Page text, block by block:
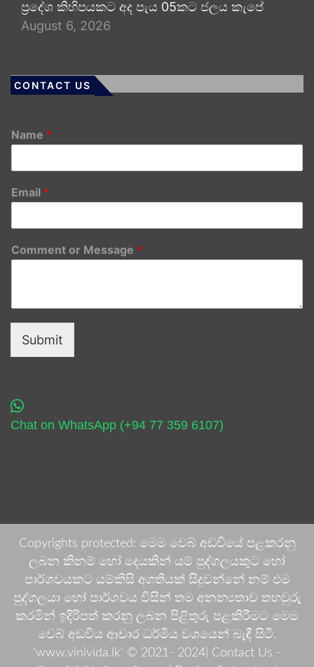
ප්‍රදේශ කිහිපයකට අද පැය 05කට ජලය කැපේ
August 6, 2026
CONTACT US
Name *
Email *
Comment or Message *
Submit
Chat on WhatsApp (+94 77 359 6107)
Copyrights protected: මෙම වෙබ් අඩවියේ පළකරනු
ලබන කිනම් හෝ දෙයකින් යම් පුද්ගලයකුට හෝ
පාර්ශවයකට යම්කිසි අගතියක් සිදුවන්නේ නම් එම
පුද්ගලයා හෝ පාර්ශවය විසින් තම අනන්‍යතාව තහවුරු
කරමින් ඉදිරිපත් කරනු ලබන පිළිතුරු පළකිරීමට මෙම
වෙබ් අඩවිය ආචාර ධර්මීය වශයෙන් බැඳී සිටී.
'www.vinivida.lk' © 2021- 2024| Contact Us -